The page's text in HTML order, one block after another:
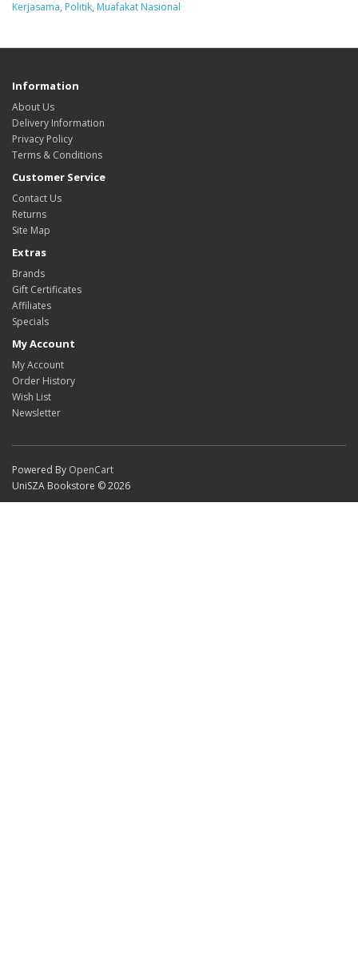
Kerjasama, Politik, Muafakat Nasional
Information
About Us
Delivery Information
Privacy Policy
Terms & Conditions
Customer Service
Contact Us
Returns
Site Map
Extras
Brands
Gift Certificates
Affiliates
Specials
My Account
My Account
Order History
Wish List
Newsletter
Powered By OpenCart
UniSZA Bookstore © 2026